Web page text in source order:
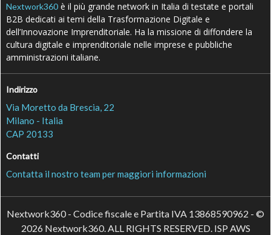
Nextwork360 è il più grande network in Italia di testate e portali
B2B dedicati ai temi della Trasformazione Digitale e
dell’Innovazione Imprenditoriale. Ha la missione di diffondere la
cultura digitale e imprenditoriale nelle imprese e pubbliche
amministrazioni italiane.
Indirizzo
Via Moretto da Brescia, 22
Milano - Italia
CAP 20133
Contatti
Contatta il nostro team per maggiori informazioni
Nextwork360 - Codice fiscale e Partita IVA 13868590962 - ©
2026 Nextwork360. ALL RIGHTS RESERVED. ISP AWS